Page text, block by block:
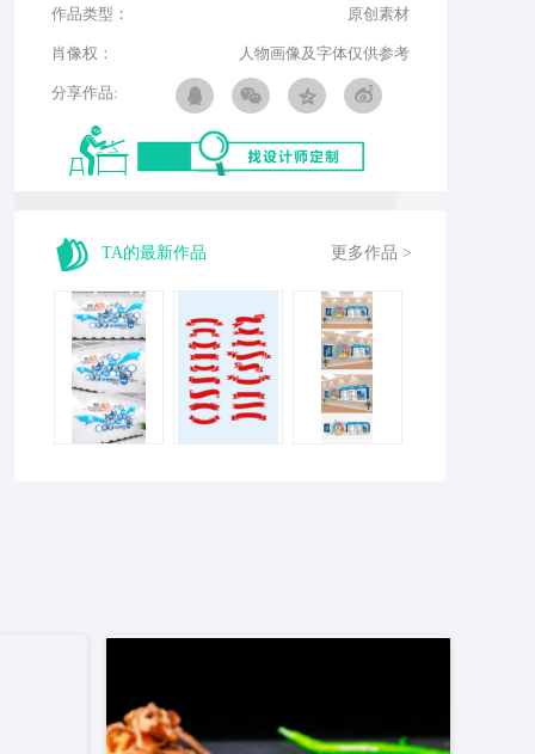
作品类型： 原创素材
肖像权： 人物画像及字体仅供参考
分享作品:
TA的最新作品 更多作品 >